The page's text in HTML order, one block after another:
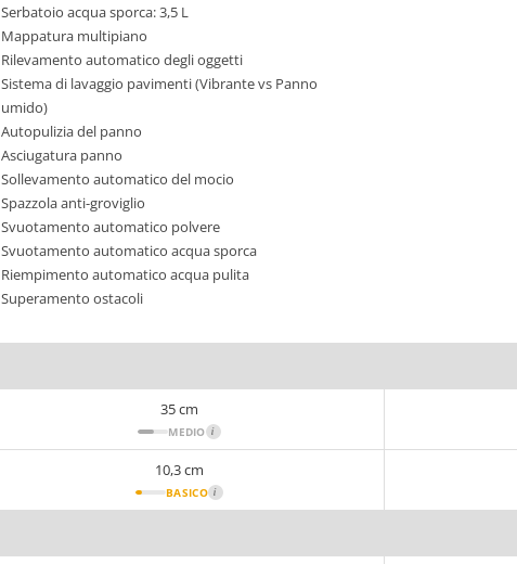
Serbatoio acqua sporca: 3,5 L
Mappatura multipiano
Rilevamento automatico degli oggetti
Sistema di lavaggio pavimenti (Vibrante vs Panno
umido)
Autopulizia del panno
Asciugatura panno
Sollevamento automatico del mocio
Spazzola anti-groviglio
Svuotamento automatico polvere
Svuotamento automatico acqua sporca
Riempimento automatico acqua pulita
Superamento ostacoli
35 cm
MEDIO i
10,3 cm
BASICO i